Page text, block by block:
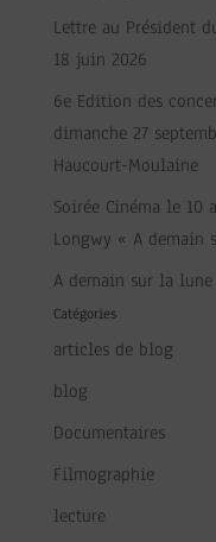
Lettre au Président
18 juin 2026
6e Edition des
dimanche 27
Haucourt-Moulaine
Soirée Cinéma le 10
Longwy « A demain
A demain sur la lune
Catégories
articles de blog
blog
Documentaires
Filmographie
lecture